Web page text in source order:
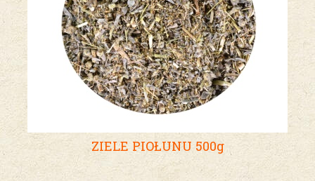
ZIELE PIOŁUNU 500g